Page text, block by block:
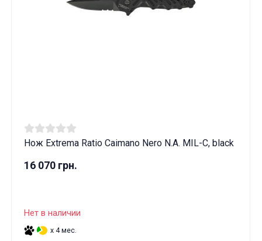
Нож Extrema Ratio Caimano Nero N.A. MIL-C, black
16 070 грн.
Нет в наличии
x 4 мес.